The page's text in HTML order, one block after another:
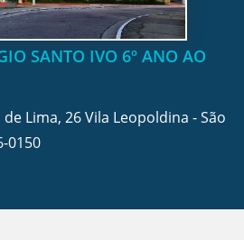
SANTO IVO 6º ANO AO
Lima, 26 Vila Leopoldina - São
0150